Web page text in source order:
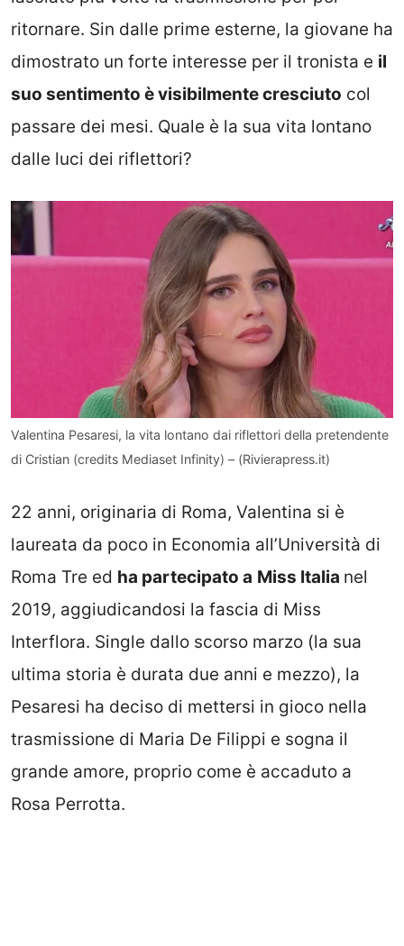
ritornare. Sin dalle prime esterne, la giovane ha
dimostrato un forte interesse per il tronista e il
suo sentimento è visibilmente cresciuto col
passare dei mesi. Quale è la sua vita lontano
dalle luci dei riflettori?
Valentina Pesaresi, la vita lontano dai riflettori della pretendente
di Cristian (credits Mediaset Infinity) – (Rivierapress.it)
22 anni, originaria di Roma, Valentina si è
laureata da poco in Economia all’Università di
Roma Tre ed ha partecipato a Miss Italia nel
2019, aggiudicandosi la fascia di Miss
Interflora. Single dallo scorso marzo (la sua
ultima storia è durata due anni e mezzo), la
Pesaresi ha deciso di mettersi in gioco nella
trasmissione di Maria De Filippi e sogna il
grande amore, proprio come è accaduto a
Rosa Perrotta.